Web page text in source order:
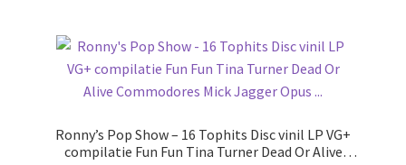
Ronny’s Pop Show – 16 Tophits Disc vinil LP VG+
compilatie Fun Fun Tina Turner Dead Or Alive